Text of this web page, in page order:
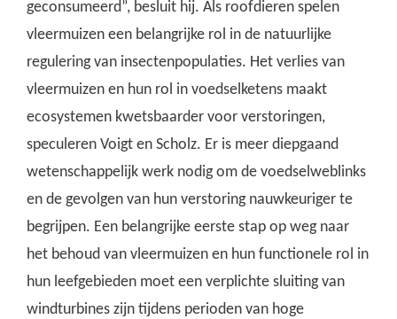
geconsumeerd”, besluit hij. Als roofdieren spelen
vleermuizen een belangrijke rol in de natuurlijke
regulering van insectenpopulaties. Het verlies van
vleermuizen en hun rol in voedselketens maakt
ecosystemen kwetsbaarder voor verstoringen,
speculeren Voigt en Scholz. Er is meer diepgaand
wetenschappelijk werk nodig om de voedselweblinks
en de gevolgen van hun verstoring nauwkeuriger te
begrijpen. Een belangrijke eerste stap op weg naar
het behoud van vleermuizen en hun functionele rol in
hun leefgebieden moet een verplichte sluiting van
windturbines zijn tijdens perioden van hoge